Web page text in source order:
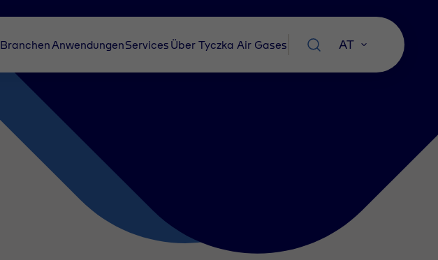
Branchen AnwendungenServices Über Tyczka Air Gases AT